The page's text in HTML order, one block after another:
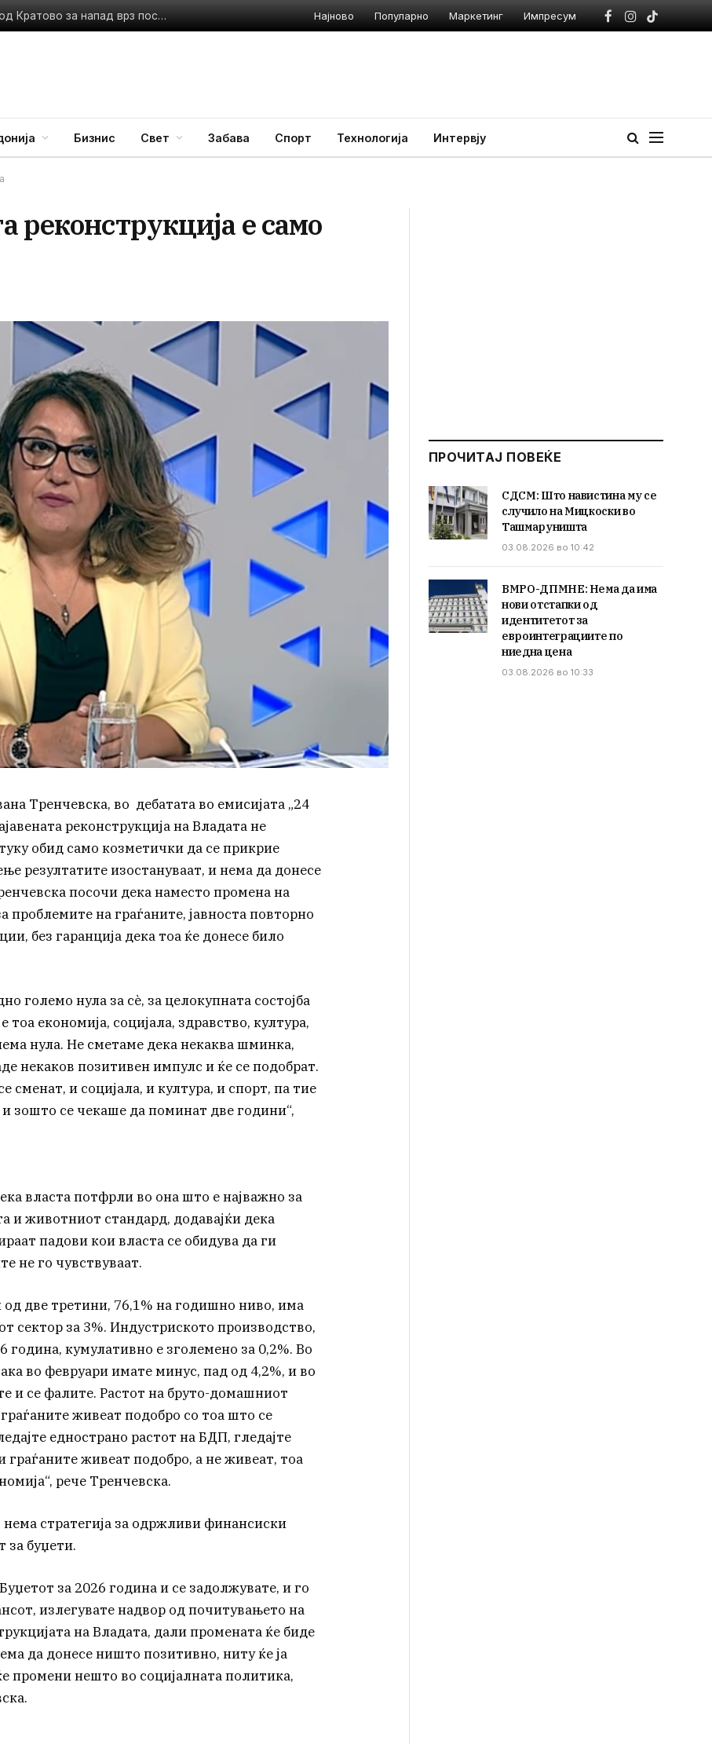
Инцидент кај „Куклица“: Приведена 41-годишна жена од Кратово за напад врз посетители Најново Популарно Маркетинг Импресум
Facebook
Instagram
TikTok
Бизнис Свет Забава Спорт Технологија Интервју
реконструкција е само
Тренчевска, во дебатата во емисијата „24
реконструкција на Владата не
обид само козметички да се прикрие
резултатите изостануваат, и нема да донесе
посочи дека наместо промена на
на граѓаните, јавноста повторно
без гаранција дека тоа ќе донесе било
големо нула за сѐ, за целокупната состојба
економија, социјала, здравство, култура,
нула. Не сметаме дека некаква шминка,
некаков позитивен импулс и ќе се подобрат.
и социјала, и култура, и спорт, па тие
зошто се чекаше да поминат две години“,
власта потфрли во она што е најважно за
и животниот стандард, додавајќи дека
падови кои власта се обидува да ги
не го чувствуваат.
две третини, 76,1% на годишно ниво, има
сектор за 3%. Индустриското производство,
година, кумулативно е зголемено за 0,2%. Во
во февруари имате минус, пад од 4,2%, и во
и се фалите. Растот на бруто-домашниот
живеат подобро со тоа што се
еднострано растот на БДП, гледајте
граѓаните живеат подобро, а не живеат, тоа
рече Тренчевска.
стратегија за одржливи финансиски
за буџети.
за 2026 година и се задолжувате, и го
излегувате надвор од почитувањето на
на Владата, дали промената ќе биде
да донесе ништо позитивно, ниту ќе ја
промени нешто во социјалната политика,
ПРОЧИТАЈ ПОВЕЌЕ
СДСМ: Што навистина му се
случило на Мицкоски во
Ташмаруништа
03.08.2026 во 10:42
ВМРО-ДПМНЕ: Нема да има
нови отстапки од
идентитетот за
евроинтеграциите по
ниедна цена
03.08.2026 во 10:33